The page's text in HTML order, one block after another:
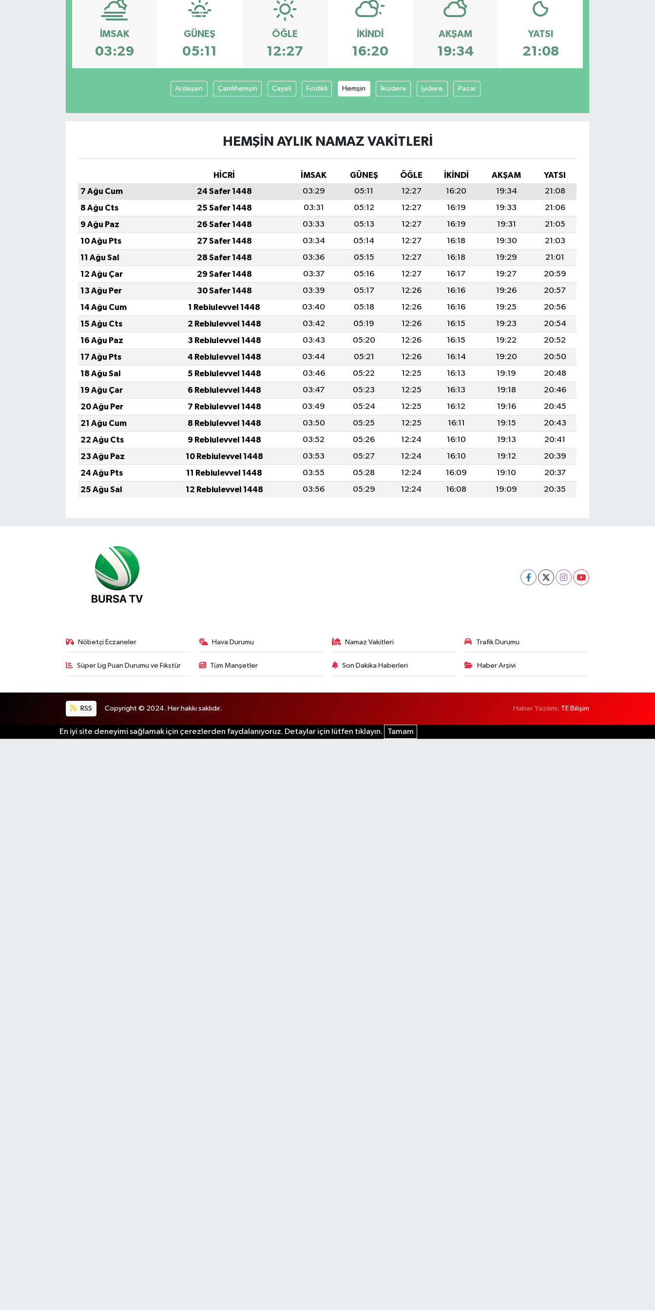
İMSAK
03:29
GÜNEŞ
05:11
ÖĞLE
12:27
İKINDI
16:20
AKŞAM
19:34
YATSI
21:08
Ardeşen Çamlıhemşin Çayeli Fındıklı Hemşin İkizdere İyidere Pazar
HEMŞIN AYLIK NAMAZ VAKITLERI
HİCRİ İMSAK GÜNEŞ ÖĞLE İKINDI AKŞAM
YATSI
7 Ağu Cum
24 Safer 1448 03:29 05:11 12:27 16:20 19:34
21:08
8 Ağu Cts
25 Safer 1448 03:31 05:12 12:27 16:19 19:33
21:06
9 Ağu Paz
26 Safer 1448 03:33 05:13 12:27 16:19 19:31
21:05
10 Ağu Pts
27 Safer 1448 03:34 05:14 12:27 16:18 19:30
21:03
11 Ağu Sal
28 Safer 1448 03:36 05:15 12:27 16:18 19:29
21:01
12 Ağu Çar
29 Safer 1448 03:37 05:16 12:27 16:17 19:27
20:59
13 Ağu Per
30 Safer 1448 03:39 05:17 12:26 16:16 19:26
20:57
14 Ağu Cum
1 Rebiulevvel 1448 03:40 05:18 12:26 16:16 19:25
20:56
15 Ağu Cts
2 Rebiulevvel 1448 03:42 05:19 12:26 16:15 19:23
20:54
16 Ağu Paz
3 Rebiulevvel 1448 03:43 05:20 12:26 16:15 19:22
20:52
17 Ağu Pts
4 Rebiulevvel 1448 03:44 05:21 12:26 16:14 19:20
20:50
18 Ağu Sal
5 Rebiulevvel 1448 03:46 05:22 12:25 16:13 19:19
20:48
19 Ağu Çar
6 Rebiulevvel 1448 03:47 05:23 12:25 16:13 19:18
20:46
20 Ağu Per
7 Rebiulevvel 1448 03:49 05:24 12:25 16:12 19:16
20:45
21 Ağu Cum
8 Rebiulevvel 1448 03:50 05:25 12:25 16:11 19:15
20:43
22 Ağu Cts
9 Rebiulevvel 1448 03:52 05:26 12:24 16:10 19:13
20:41
23 Ağu Paz
10 Rebiulevvel 1448 03:53 05:27 12:24 16:10 19:12
20:39
24 Ağu Pts
11 Rebiulevvel 1448 03:55 05:28 12:24 16:09 19:10
20:37
25 Ağu Sal
12 Rebiulevvel 1448 03:56 05:29 12:24 16:08 19:09 20:35
Nöbetçi Eczaneler Hava Durumu Namaz Vakitleri Trafik Durumu
Süper Lig Puan Durumu ve Fikstür Tüm Manşetler Son Dakika Haberleri Haber Arşivi
RSS Copyright © 2024. Her hakkı saklıdır. Haber Yazılımı: TE Bilişim
En iyi site deneyimi sağlamak için çerezlerden faydalanıyoruz. Detaylar için lütfen tıklayın. Tamam